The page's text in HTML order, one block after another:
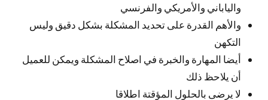
والياباني والأمريكي والفرنسي
والأهم القدرة على تحديد المشكلة بشكل دقيق وليس
التكهن
أيضا المهارة والخبرة في اصلاح المشكلة ويمكن للعميل
أن يلاحظ ذلك
لا يرضى بالحلول المؤقتة اطلاقا